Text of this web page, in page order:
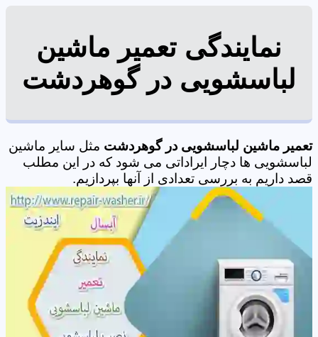
نمایندگی تعمیر ماشین
لباسشویی در گوهردشت
تعمیر ماشین لباسشویی در گوهردشت مثل سایر ماشین
لباسشویی ها دچار ایراداتی می شود که در این مطلب
قصد داریم به بررسی تعدادی از آنها بپردازیم.